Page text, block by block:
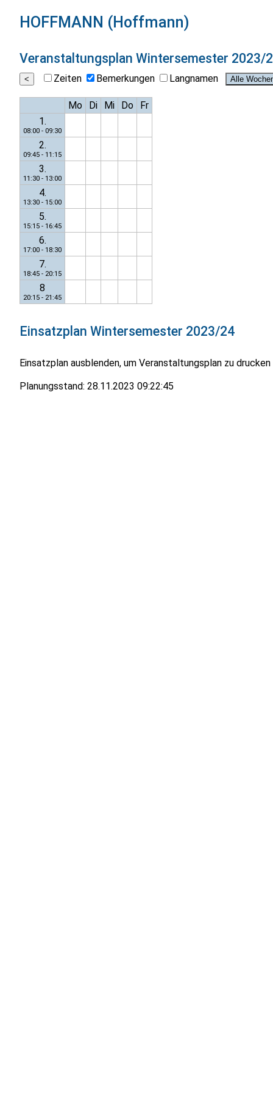
HOFFMANN (Hoffmann)
Veranstaltungsplan Wintersemester 2023/
Zeiten Bemerkungen Langnamen
Mo Di Mi Do
Fr
1.
08:00 - 09:30
2.
09:45 - 11:15
3.
11:30 - 13:00
4.
13:30 - 15:00
5.
15:15 - 16:45
6.
17:00 - 18:30
7.
18:45 - 20:15
8
20:15 - 21:45
Einsatzplan Wintersemester 2023/24
Einsatzplan ausblenden, um Veranstaltungsplan zu drucken
Planungsstand: 28.11.2023 09:22:45